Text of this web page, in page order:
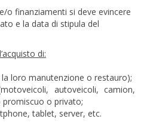
o finanziamenti si deve evincere
e la data di stipula del
di:
loro manutenzione o restauro);
autoveicoli, camion,
promiscuo o privato;
tablet, server, etc.